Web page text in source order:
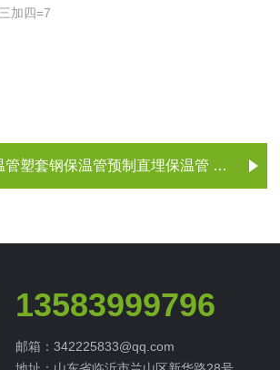
加四=7
保温管预制直埋保温管 聚乙烯夹克管 枣庄保温管
13583999796
邮箱：342225833@qq.com